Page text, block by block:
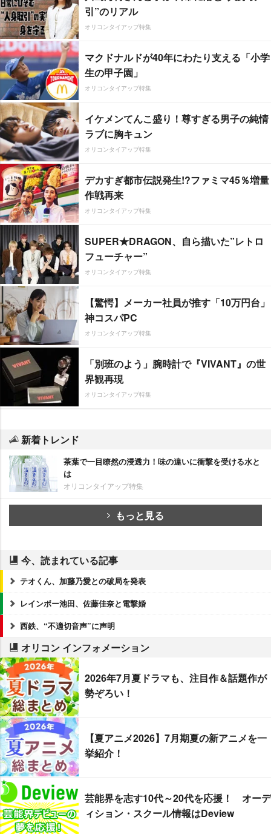
引”のリアル
オリコンタイアップ特集
マクドナルドが40年にわたり支える「小学
生の甲子園」
オリコンタイアップ特集
イケメンてんこ盛り！尊すぎる男子の純情
ラブに胸キュン
オリコンタイアップ特集
デカすぎ都市伝説発生!?ファミマ45％増量
作戦再来
オリコンタイアップ特集
SUPER★DRAGON、自ら描いた”レトロ
フューチャー”
オリコンタイアップ特集
【驚愕】メーカー社員が推す「10万円台」
神コスパPC
オリコンタイアップ特集
「別班のよう」腕時計で『VIVANT』の世
界観再現
オリコンタイアップ特集
新着トレンド
茶葉で一目瞭然の浸透力！味の違いに衝撃を受ける水と
は
オリコンタイアップ特集
もっと見る
今、読まれている記事
テオくん、加藤乃愛との破局を発表
レインボー池田、佐藤佳奈と電撃婚
西鉄、“不適切音声”に声明
オリコン インフォメーション
2026年7月夏ドラマも、注目作＆話題作が
勢ぞろい！
【夏アニメ2026】7月期夏の新アニメを一
挙紹介！
芸能界を志す10代～20代を応援！ オーデ
ィション・スクール情報はDeview